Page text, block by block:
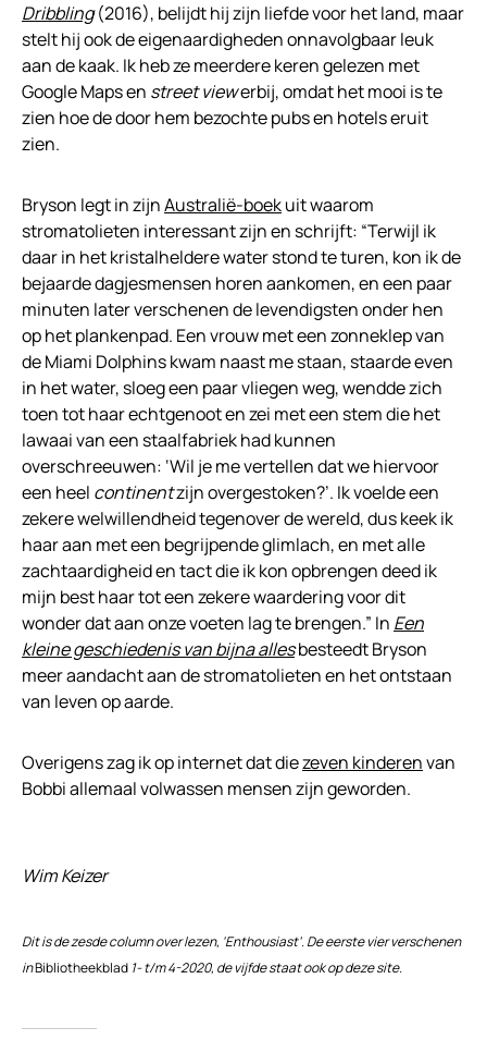
Dribbling(2016), belijdt hij zijn liefde voor het land, maar
stelt hij ook de eigenaardigheden onnavolgbaar leuk
aan de kaak. Ik heb ze meerdere keren gelezen met
Google Maps en street viewerbij, omdat het mooi is te
zien hoe de door hem bezochte pubs en hotels eruit
zien.
Bryson legt in zijnAustralië-boekuit waarom
stromatolieten interessant zijn en schrijft: “Terwijl ik
daar in het kristalheldere water stond te turen, kon ik de
bejaarde dagjesmensen horen aankomen, en een paar
minuten later verschenen de levendigsten onder hen
op het plankenpad. Een vrouw met een zonneklep van
de Miami Dolphins kwam naast me staan, staarde even
in het water, sloeg een paar vliegen weg, wendde zich
toen tot haar echtgenoot en zei met een stem die het
lawaai van een staalfabriek had kunnen
overschreeuwen: ‘Wil je me vertellen dat we hiervoor
een heel continentzijn overgestoken?’. Ik voelde een
zekere welwillendheid tegenover de wereld, dus keek ik
haar aan met een begrijpende glimlach, en met alle
zachtaardigheid en tact die ik kon opbrengen deed ik
mijn best haar tot een zekere waardering voor dit
wonder dat aan onze voeten lag te brengen.” In Een
kleine geschiedenis van bijna allesbesteedt Bryson
meer aandacht aan de stromatolieten en het ontstaan
van leven op aarde.
Overigens zag ik op internet dat diezeven kinderenvan
Bobbi allemaal volwassen mensen zijn geworden.
Wim Keizer
Dit is de zesde column over lezen, ‘Enthousiast’. De eerste vier verschenen
inBibliotheekblad 1- t/m 4-2020, de vijfdestaat ook op deze site.